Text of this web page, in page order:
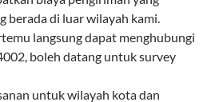
berada di luar wilayah kami.
langsung dapat menghubungi
boleh datang untuk survey
untuk wilayah kota dan